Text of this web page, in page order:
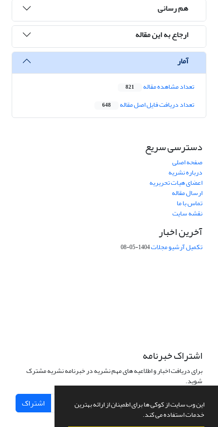
این وب سایت از کوکی ها برای اطمینان از ارائه بهترین
خدمات استفاده می کند.
هم رسانی
ارجاع به این مقاله
آمار
تعداد مشاهده مقاله 821
تعداد دریافت فایل اصل مقاله 648
دسترسی سریع
صفحه اصلی
درباره نشریه
اعضای هیات تحریریه
ارسال مقاله
تماس با ما
نقشه سایت
آخرین اخبار
تکمیل آرشیو مجلات1404-05-08
اشتراک خبرنامه
برای دریافت اخبار و اطلاعیه های مهم نشریه در خبرنامه نشریه مشترک
شوید.
اشتراک